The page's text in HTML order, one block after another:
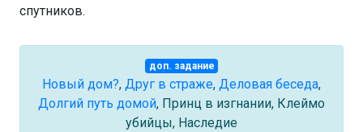
спутников.
доп. задание
Новый дом?, Друг в страже, Деловая беседа,
Долгий путь домой, Принц в изгнании, Клеймо
убийцы, Наследие